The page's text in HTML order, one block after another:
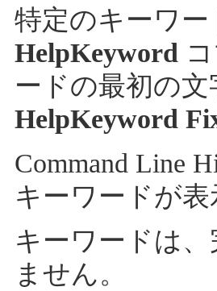
特定のキーワ
HelpKeyword
ードの最初の
HelpKeyword
Command Line
キーワードが
キーワードは
ません。